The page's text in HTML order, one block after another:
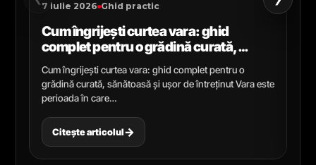
7 iulie 2026 Ghid practic
Cum îngrijești curtea vara: ghid
complet pentru o grădină curată,
sănătoasă și ușor de întreținut
Cum îngrijești curtea vara: ghid complet pentru o
grădină curată, sănătoasă și ușor de întreținut Vara este
perioada în care…
Citește articolul→